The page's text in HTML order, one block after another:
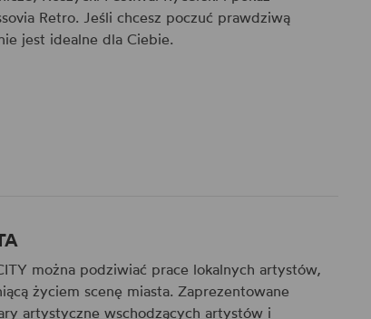
Retro. Jeśli chcesz poczuć prawdziwą
jest idealne dla Ciebie.
można podziwiać prace lokalnych artystów,
życiem scenę miasta. Zaprezentowane
artystyczne wschodzących artystów i